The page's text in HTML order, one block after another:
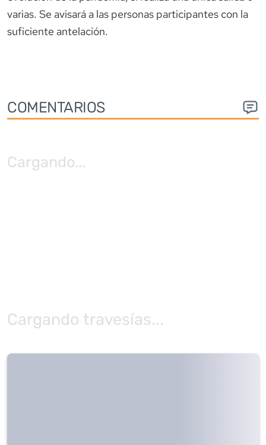
varias. Se avisará a las personas participantes con la
suficiente antelación.
COMENTARIOS
Cargando...
Cargando travesías...